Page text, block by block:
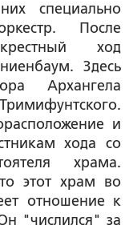
специально
После
ход
Здесь
Архангела
и
хода со
храма.
этот храм во
отношение к
"числился" за